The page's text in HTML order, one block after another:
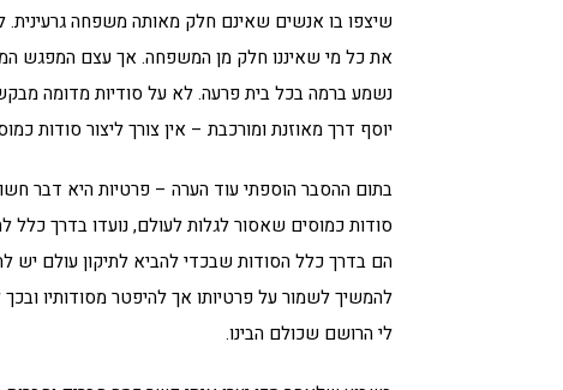
שיצפו בו אנשים שאינם חלק מאותה משפחה
את כל מי שאיננו חלק מן המשפחה. אך עצם המפגש
נשמע ברמה בכל בית פרעה. לא על סודיות מדומה
יוסף דרך מאוזנת ומורכבת – אין צורך ליצור סודות
בתום ההסבר הוספתי עוד הערה – פרטיות היא דבר
סודות כמוסים שאסור לגלות לעולם, נועדו בדרך כלל
הם בדרך כלל הסודות שבכדי להביא לתיקון עולם
להמשיך לשמור על פרטיותו אך להיפטר מסודותיו ובכך
לי הרושם שכולם הבינו.